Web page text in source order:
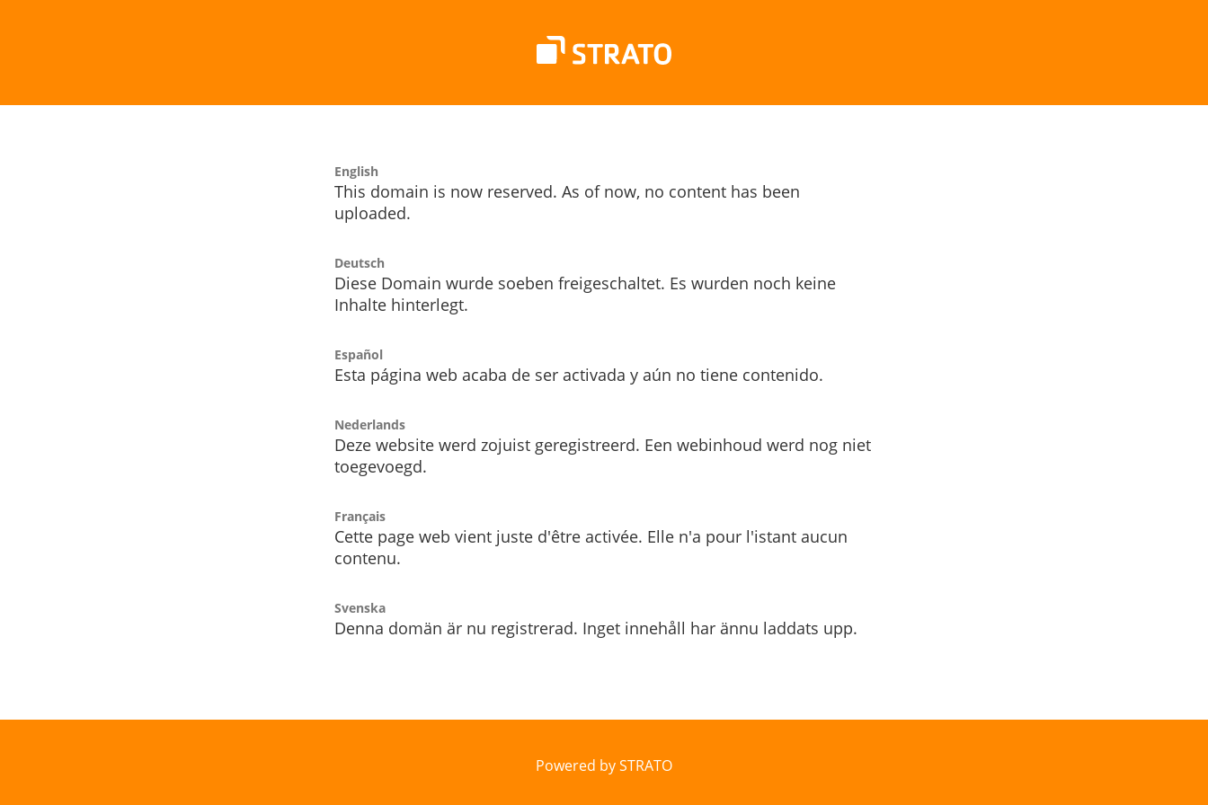
English
This domain is now reserved. As of now, no content has been
uploaded.
Deutsch
Diese Domain wurde soeben freigeschaltet. Es wurden noch keine
Inhalte hinterlegt.
Español
Esta página web acaba de ser activada y aún no tiene contenido.
Nederlands
Deze website werd zojuist geregistreerd. Een webinhoud werd nog niet
toegevoegd.
Français
Cette page web vient juste d'être activée. Elle n'a pour l'istant aucun
contenu.
Svenska
Denna domän är nu registrerad. Inget innehåll har ännu laddats upp.
Powered by STRATO